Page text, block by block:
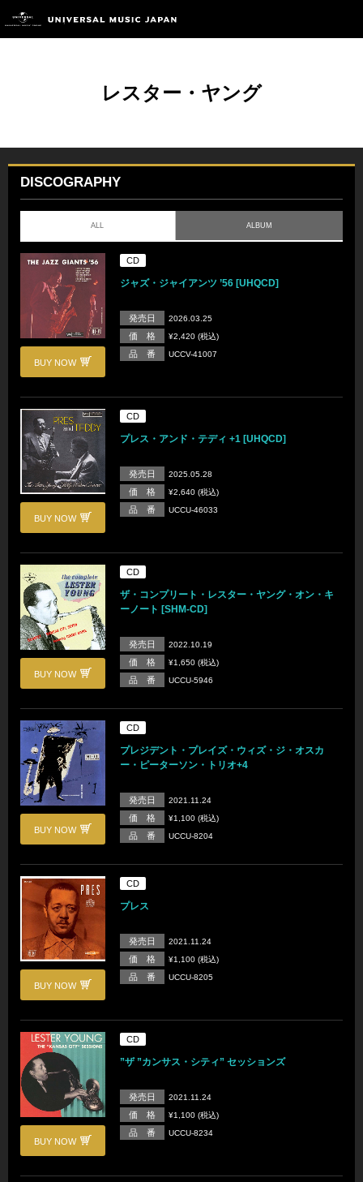
レスター・ヤング
DISCOGRAPHY
ALL ALBUM
BUY NOW
CD
ジャズ・ジャイアンツ ’56 [UHQCD]
発売日 2026.03.25
価 格 ¥2,420 (税込)
品 番 UCCV-41007
BUY NOW
CD
プレス・アンド・テディ +1 [UHQCD]
発売日 2025.05.28
価 格 ¥2,640 (税込)
品 番 UCCU-46033
BUY NOW
CD
ザ・コンプリート・レスター・ヤング・オン・キ
ーノート [SHM-CD]
発売日 2022.10.19
価 格 ¥1,650 (税込)
品 番 UCCU-5946
BUY NOW
CD
プレジデント・プレイズ・ウィズ・ジ・オスカ
ー・ピーターソン・トリオ+4
発売日 2021.11.24
価 格 ¥1,100 (税込)
品 番 UCCU-8204
BUY NOW
CD
プレス
発売日 2021.11.24
価 格 ¥1,100 (税込)
品 番 UCCU-8205
BUY NOW
CD
”ザ ”カンサス・シティ” セッションズ
発売日 2021.11.24
価 格 ¥1,100 (税込)
品 番 UCCU-8234